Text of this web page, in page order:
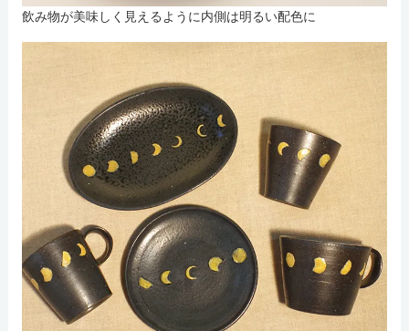
飲み物が美味しく見えるように内側は明るい配色に